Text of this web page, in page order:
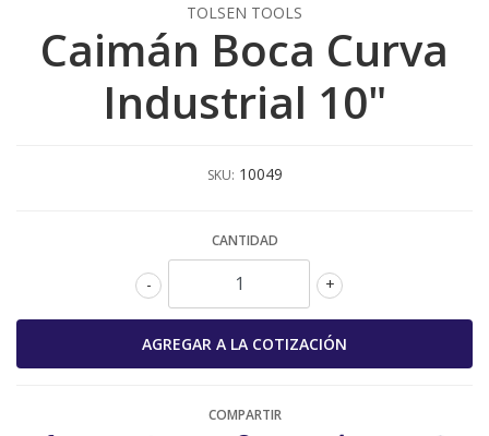
TOLSEN TOOLS
Caimán Boca Curva
Industrial 10"
SKU: 10049
CANTIDAD
+
-
COMPARTIR